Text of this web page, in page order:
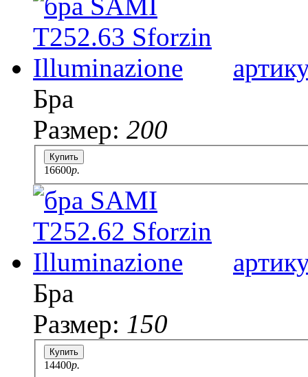
Бра
Размер: 200
Купить
16600p.
Бра
Размер: 150
Купить
14400p.